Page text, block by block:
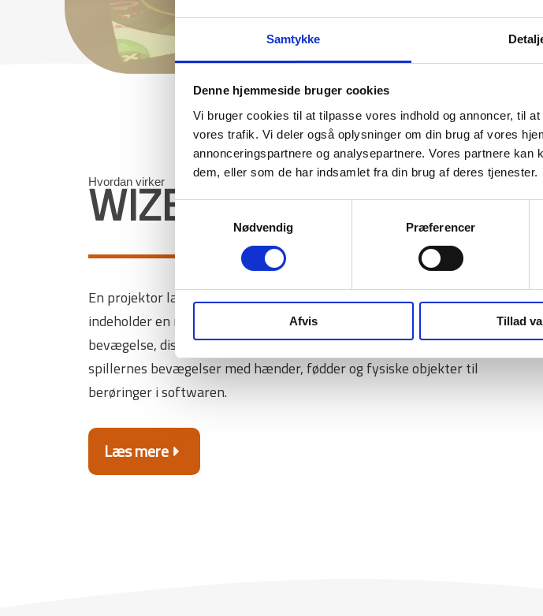
Samtykke
Denne hjemmeside bruger cookies
Vi bruger cookies til at tilpasse vores indhold og annoncer, til
vores trafik. Vi deler også oplysninger om din brug af vores
annonceringspartnere og analysepartnere. Vores partnere
dem, eller som de har indsamlet fra din brug af deres tjenester.
Samtykkevalg
Nødvendig
Præferencer
Afvis Tillad
Hvordan virker
WIZEFLOOR?
En projektor laver et stort billede på gulvet med vores software, der
indeholder en række læringsaktiviteter og spil, der involverer
bevægelse, diskussion og samarbejde. Et kamera i loftet oversætter
spillernes bevægelser med hænder, fødder og fysiske objekter til
berøringer i softwaren.
Læs mere